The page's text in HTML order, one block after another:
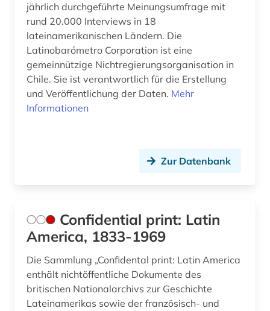
jährlich durchgeführte Meinungsumfrage mit
rund 20.000 Interviews in 18
lateinamerikanischen Ländern. Die
Latinobarómetro Corporation ist eine
gemeinnützige Nichtregierungsorganisation in
Chile. Sie ist verantwortlich für die Erstellung
und Veröffentlichung der Daten. Mehr
Informationen
Zur Datenbank
Confidential print: Latin
America, 1833-1969
Die Sammlung „Confidental print: Latin America
enthält nichtöffentliche Dokumente des
britischen Nationalarchivs zur Geschichte
Lateinamerikas sowie der französisch- und